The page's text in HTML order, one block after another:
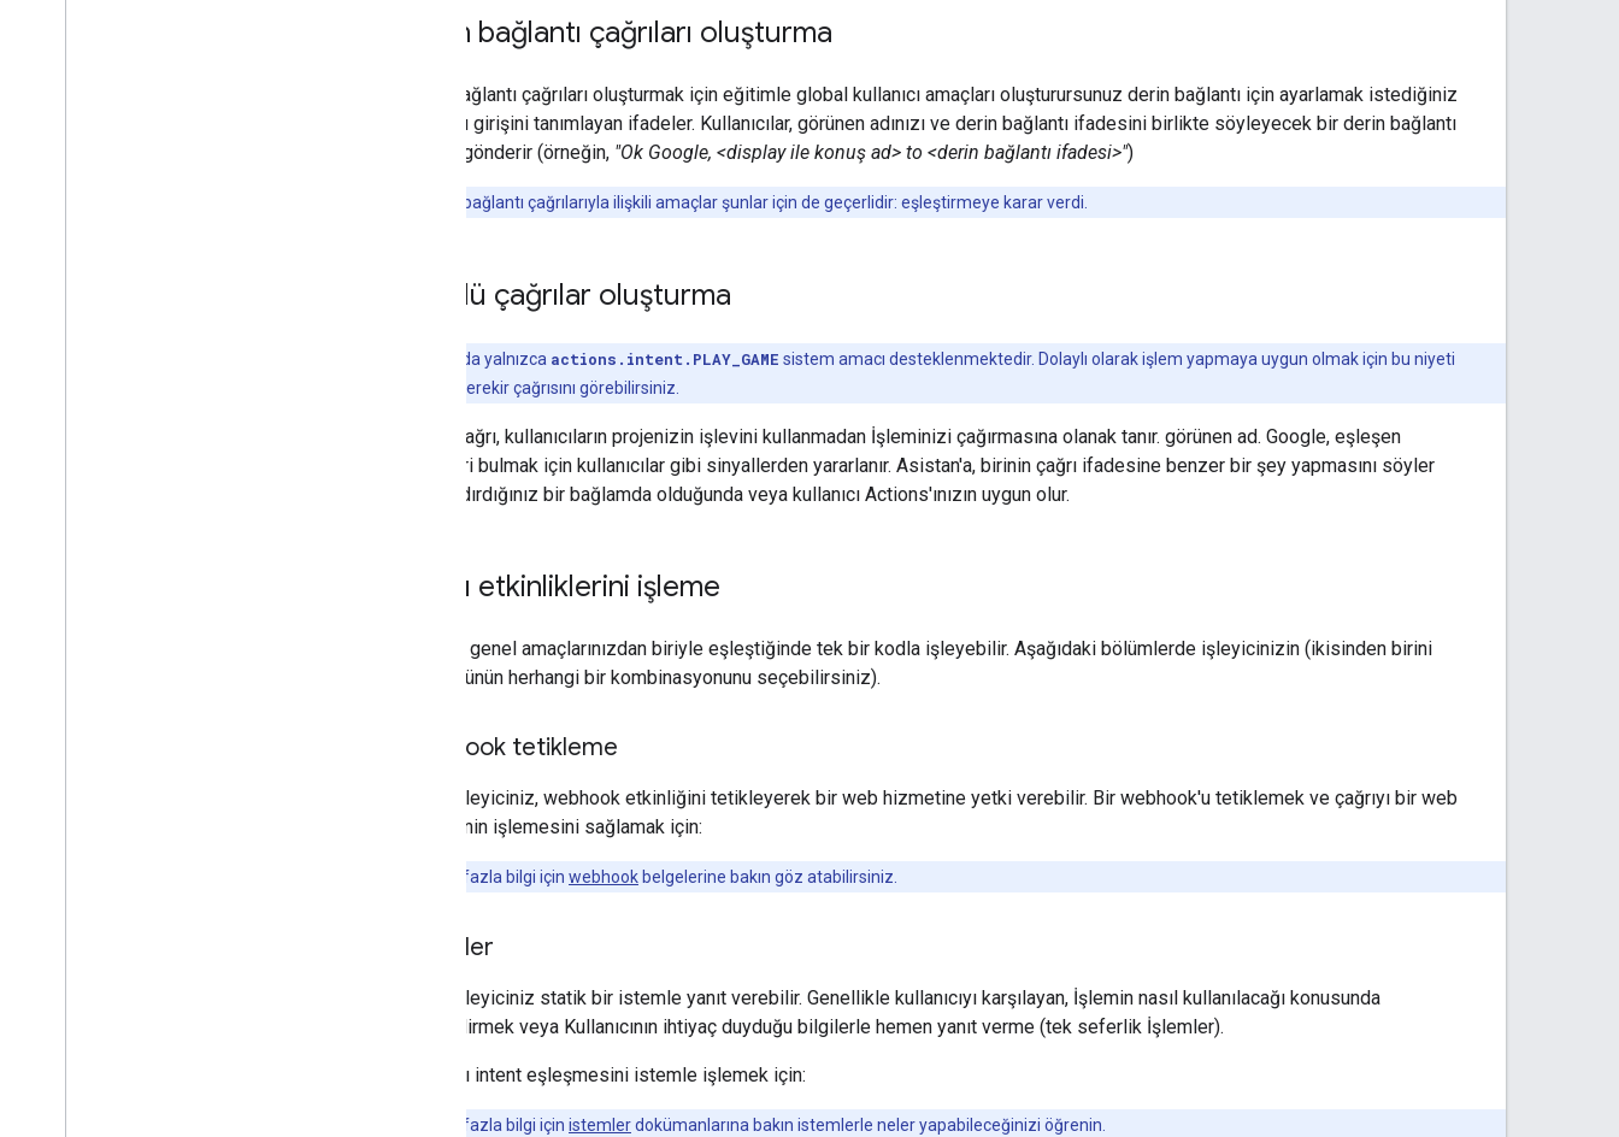
Derin bağlantı çağrıları oluşturma
Derin bağlantı çağrıları oluşturmak için eğitimle global kullanıcı amaçları oluşturursunuz derin bağlantı için ayarlamak istediğiniz
kullanıcı girişini tanımlayan ifadeler. Kullanıcılar, görünen adınızı ve derin bağlantı ifadesini birlikte söyleyecek bir derin bağlantı
çağrısı gönderir (örneğin, "Ok Google, <display ile konuş ad> to <derin bağlantı ifadesi>")
Derin bağlantı çağrılarıyla ilişkili amaçlar şunlar için de geçerlidir: eşleştirmeye karar verdi.
Örtülü çağrılar oluşturma
Şu anda yalnızca actions.intent.PLAY_GAME sistem amacı desteklenmektedir. Dolaylı olarak işlem yapmaya uygun olmak için bu niyeti
kaydetmeniz gerekir çağrısını görebilirsiniz.
Örtülü çağrı, kullanıcıların projenizin işlevini kullanmadan İşleminizi çağırmasına olanak tanır. görünen ad. Google, eşleşen
işlemleri bulmak için kullanıcılar gibi sinyallerden yararlanır. Asistan'a, birinin çağrı ifadesine benzer bir şey yapmasını söyler
yapılandırdığınız bir bağlamda olduğunda veya kullanıcı Actions'ınızın uygun olur.
Çağrı etkinliklerini işleme
Asistan genel amaçlarınızdan biriyle eşleştiğinde tek bir kodla işleyebilir. Aşağıdaki bölümlerde işleyicinizin (ikisinden birini
veya üçünün herhangi bir kombinasyonunu seçebilirsiniz).
Webhook tetikleme
Niyet işleyiciniz, webhook etkinliğini tetikleyerek bir web hizmetine yetki verebilir. Bir webhook'u tetiklemek ve çağrıyı bir web
hizmetinin işlemesini sağlamak için:
Daha fazla bilgi için webhook belgelerine bakın göz atabilirsiniz.
İstemler
Niyet işleyiciniz statik bir istemle yanıt verebilir. Genellikle kullanıcıyı karşılayan, İşlemin nasıl kullanılacağı konusunda
yönlendirmek veya Kullanıcının ihtiyaç duyduğu bilgilerle hemen yanıt verme (tek seferlik İşlemler).
Bir çağrı intent eşleşmesini istemle işlemek için:
Daha fazla bilgi için istemlerdokümanlarına bakın istemlerle neler yapabileceğinizi öğrenin.